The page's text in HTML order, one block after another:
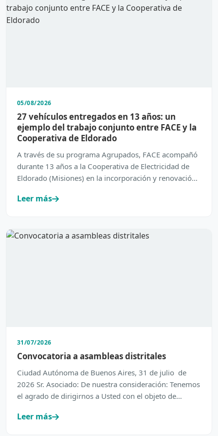
05/08/2026
27 vehículos entregados en 13 años: un
ejemplo del trabajo conjunto entre FACE y la
Cooperativa de Eldorado
A través de su programa Agrupados, FACE acompañó
durante 13 años a la Cooperativa de Electricidad de
Eldorado (Misiones) en la incorporación y renovación
Leer más
31/07/2026
Convocatoria a asambleas distritales
Ciudad Autónoma de Buenos Aires, 31 de julio de
2026 Sr. Asociado: De nuestra consideración: Tenemos
el agrado de dirigirnos a Usted con el objeto de
Leer más